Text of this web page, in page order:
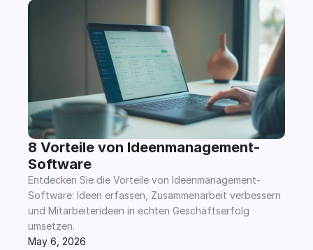
8 Vorteile von Ideenmanagement-
Software
Entdecken Sie die Vorteile von Ideenmanagement-
Software: Ideen erfassen, Zusammenarbeit verbessern
und Mitarbeiterideen in echten Geschäftserfolg
umsetzen.
May 6, 2026